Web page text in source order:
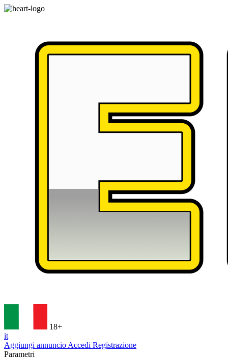
18+
it
Aggiungi annuncio Accedi Registrazione
Parametri